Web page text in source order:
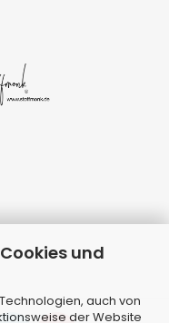
und
auch von
der Website